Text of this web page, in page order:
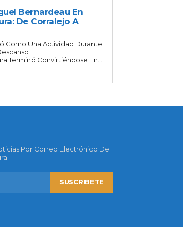
Bernardeau En
De Corralejo A
Como Una Actividad Durante
Terminó Convirtiéndose En...
Por Correo Electrónico De
SUSCRIBETE